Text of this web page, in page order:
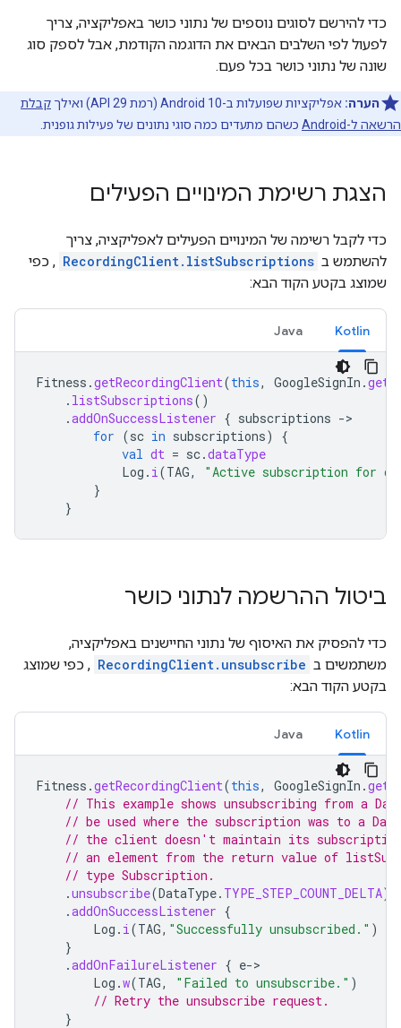
כדי להירשם לסוגים נוספים של נתוני כושר באפליקציה, צריך
לפעול לפי השלבים הבאים את הדוגמה הקודמת, אבל לספק סוג
שונה של נתוני כושר בכל פעם.
הערה: אפליקציות שפועלות ב-Android 10 (רמת API 29) ואילך
קבלת
הרשאה ל-Android
כשהם מתעדים כמה סוגי נתונים של פעילות גופנית.
הצגת רשימת המינויים הפעילים
כדי לקבל רשימה של המינויים הפעילים לאפליקציה, צריך
להשתמש ב RecordingClient.listSubscriptions , כפי
שמוצג בקטע הקוד הבא:
Kotlin
Java
Fitness .getRecordingClient(this, GoogleSignIn .
. listSubscriptions()
.addOnSuccessListener { subscriptions -
for (sc in subscriptions)
{
val dt = sc.dataType
Log . i(TAG,
"Active subscription for
}
}
ביטול ההרשמה לנתוני כושר
כדי להפסיק את האיסוף של נתוני החיישנים באפליקציה,
משתמשים ב RecordingClient.unsubscribe , כפי שמוצג
בקטע הקוד הבא:
Kotlin
Java
Fitness .getRecordingClient(this, GoogleSignIn .
// This example shows unsubscribing from a
// be used where the subscription was to a
// the client doesn't maintain its
// an element from the return value of
// type Subscription.
.unsubscribe(DataType. TYPE_STEP_COUNT_DELTA)
.addOnSuccessListener {
Log . i(TAG, "Successfully unsubscribed." )
}
.addOnFailureListener { e-
Log .w(TAG, "Failed to unsubscribe." )
// Retry the unsubscribe request.
}